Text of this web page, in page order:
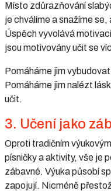
Místo zdůrazňování
je chválíme a snažíme
Úspěch vyvolává
jsou motivovány učit se
Pomáháme jim
Pomáháme jim nalézt
učit.
3. Učení jako
Oproti tradičním
písničky a aktivity, vše je
zábavné. Výuka působí
zapojují. Nicméně